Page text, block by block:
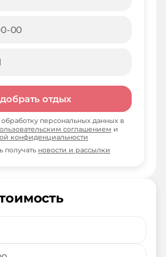
отдых
персональных данных в
соглашением и
конфиденциальности
получать новости и рассылки